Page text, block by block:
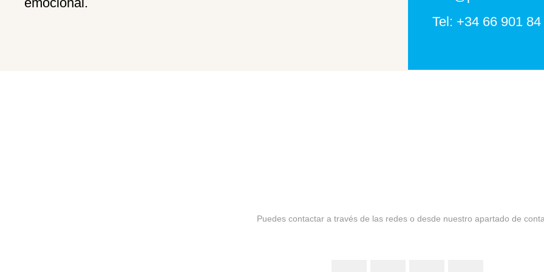
Tel: +34 66 901 84
Puedes contactar a través de las redes o desde nuestro apartado de